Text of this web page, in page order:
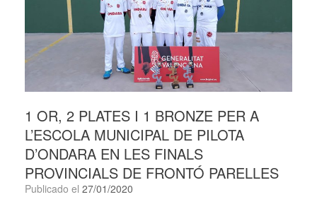
1 OR, 2 PLATES I 1 BRONZE PER A
L’ESCOLA MUNICIPAL DE PILOTA
D’ONDARA EN LES FINALS
PROVINCIALS DE FRONTÓ PARELLES
Publicado el 27/01/2020